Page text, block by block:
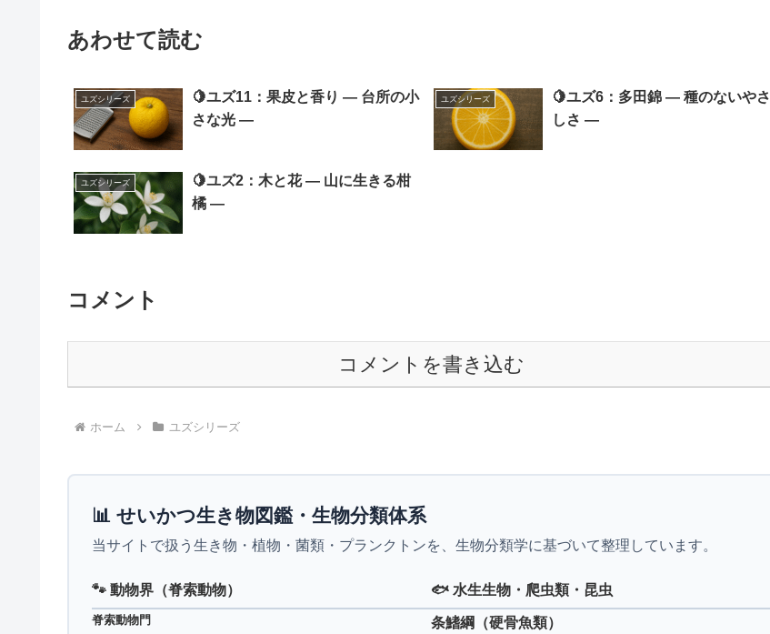
あわせて読む
ユズシリーズ
🍋ユズ11：果皮と香り ― 台所の小
さな光 ―
ユズシリーズ
🍋ユズ6：多田錦 ― 種のないやさ
しさ ―
ユズシリーズ
🍋ユズ2：木と花 ― 山に生きる柑
橘 ―
コメント
コメントを書き込む
ホーム ユズシリーズ
📊 せいかつ生き物図鑑・生物分類体系
当サイトで扱う生き物・植物・菌類・プランクトンを、生物分類学に基づいて整理しています。
🐾 動物界（脊索動物）
脊索動物門
🐟 水生生物・爬虫類・昆虫
条鰭綱（硬骨魚類）